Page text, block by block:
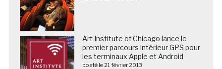
Art Institute of Chicago lance le
premier parcours intérieur GPS pour
les terminaux Apple et Android
posté le 21 février 2013